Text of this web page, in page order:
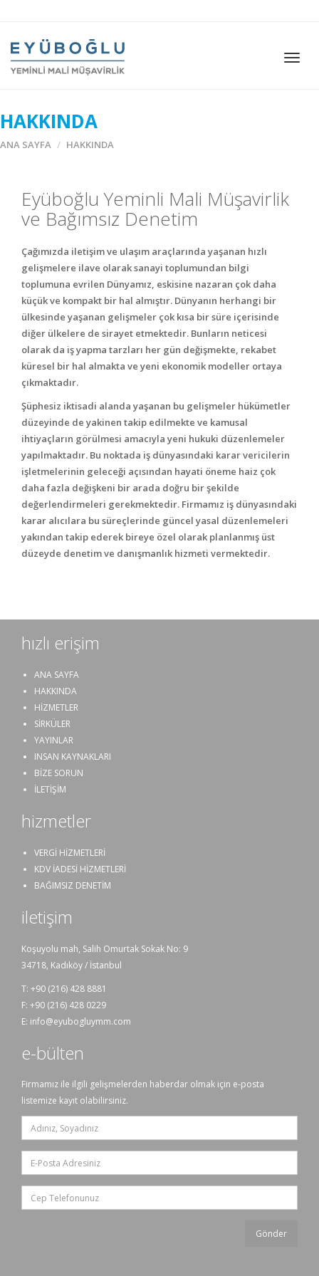
HAKKINDA
ANA SAYFA HAKKINDA
Eyüboğlu Yeminli Mali Müşavirlik
ve Bağımsız Denetim
Çağımızda iletişim ve ulaşım araçlarında yaşanan hızlı
gelişmelere ilave olarak sanayi toplumundan bilgi
toplumuna evrilen Dünyamız, eskisine nazaran çok daha
küçük ve kompakt bir hal almıştır. Dünyanın herhangi bir
ülkesinde yaşanan gelişmeler çok kısa bir süre içerisinde
diğer ülkelere de sirayet etmektedir. Bunların neticesi
olarak da iş yapma tarzları her gün değişmekte, rekabet
küresel bir hal almakta ve yeni ekonomik modeller ortaya
çıkmaktadır.
Şüphesiz iktisadi alanda yaşanan bu gelişmeler hükümetler
düzeyinde de yakinen takip edilmekte ve kamusal
ihtiyaçların görülmesi amacıyla yeni hukuki düzenlemeler
yapılmaktadır. Bu noktada iş dünyasındaki karar vericilerin
işletmelerinin geleceği açısından hayati öneme haiz çok
daha fazla değişkeni bir arada doğru bir şekilde
değerlendirmeleri gerekmektedir. Firmamız iş dünyasındaki
karar alıcılara bu süreçlerinde güncel yasal düzenlemeleri
yakından takip ederek bireye özel olarak planlanmış üst
düzeyde denetim ve danışmanlık hizmeti vermektedir.
hızlı erişim
ANA SAYFA
HAKKINDA
HİZMETLER
SİRKÜLER
YAYINLAR
INSAN KAYNAKLARI
BİZE SORUN
İLETİŞİM
hizmetler
VERGİ HİZMETLERİ
KDV İADESİ HİZMETLERİ
BAĞIMSIZ DENETİM
iletişim
Koşuyolu mah, Salih Omurtak Sokak No: 9
34718, Kadıköy / İstanbul
T: +90 (216) 428 8881
F: +90 (216) 428 0229
E: info@eyubogluymm.com
e-bülten
Firmamız ile ilgili gelişmelerden haberdar olmak için e-posta
listemize kayıt olabilirsiniz.
Gönder